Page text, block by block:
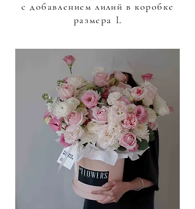
с добавлениемлилий в коробке
размера L